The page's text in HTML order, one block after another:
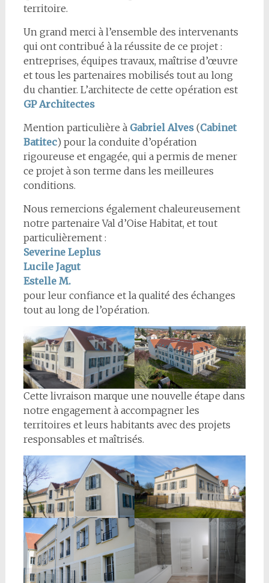
territoire.
Un grand merci à l’ensemble des intervenants
qui ont contribué à la réussite de ce projet :
entreprises, équipes travaux, maîtrise d’œuvre
et tous les partenaires mobilisés tout au long
du chantier. L’architecte de cette opération est
GP Architectes
Mention particulière à Gabriel Alves(Cabinet
Batitec) pour la conduite d’opération
rigoureuse et engagée, qui a permis de mener
ce projet à son terme dans les meilleures
conditions.
Nous remercions également chaleureusement
notre partenaire Val d’Oise Habitat, et tout
particulièrement :
Severine Leplus
Lucile Jagut
Estelle M.
pour leur confiance et la qualité des échanges
tout au long de l’opération.
Cette livraison marque une nouvelle étape dans
notre engagement à accompagner les
territoires et leurs habitants avec des projets
responsables et maîtrisés.